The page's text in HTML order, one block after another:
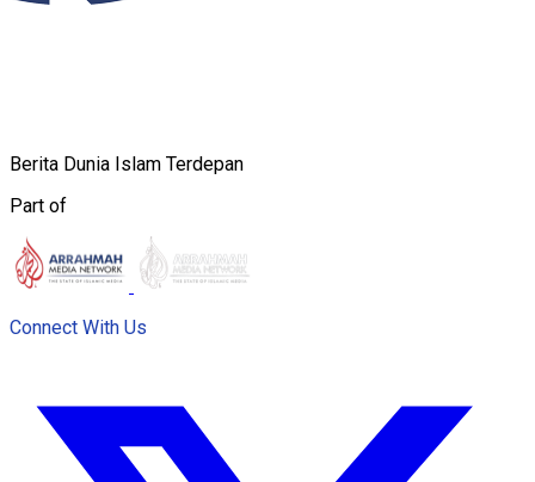
Berita Dunia Islam Terdepan
Part of
Connect With Us